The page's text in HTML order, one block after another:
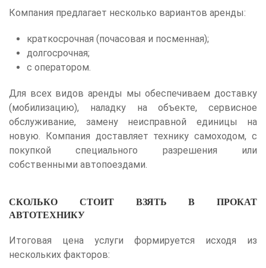
Компания предлагает несколько вариантов аренды:
краткосрочная (почасовая и посменная);
долгосрочная;
с оператором.
Для всех видов аренды мы обеспечиваем доставку
(мобилизацию), наладку на объекте, сервисное
обслуживание, замену неисправной единицы на
новую. Компания доставляет технику самоходом, с
покупкой специального разрешения или
собственными автопоездами.
СКОЛЬКО СТОИТ ВЗЯТЬ В ПРОКАТ
АВТОТЕХНИКУ
Итоговая цена услуги формируется исходя из
нескольких факторов: